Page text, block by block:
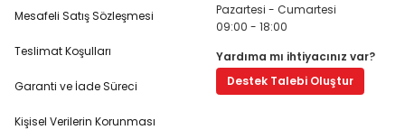
Mesafeli Satış Sözleşmesi
Teslimat Koşulları
Garanti ve İade Süreci
Kişisel Verilerin Korunması
Pazartesi - Cumartesi
09:00 - 18:00
Yardıma mı ihtiyacınız var?
Destek Talebi Oluştur